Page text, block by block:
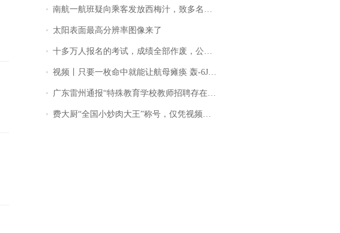
南航一航班疑向乘客发放西梅汁，致多名乘客在飞行途中排队上厕所！乘客：机上100多人只有2个厕所；客服回应：并非每架飞机都会发放西梅汁
太阳表面最高分辨率图像来了
十多万人报名的考试，成绩全部作废，公平么？
视频丨只要一枚命中就能让航母瘫痪 轰-6J实力有多强？
广东雷州通报“特殊教育学校教师招聘存在违规行为”：已启动问责程序 副校长被停职
费大厨“全国小炒肉大王”称号，仅凭视频评出？中国烹饪协会回应